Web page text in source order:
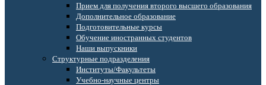
Прием для получения второго высшего образования
Дополнительное образование
Подготовительные курсы
Обучение иностранных студентов
Наши выпускники
Структурные подразделения
Институты/Факультеты
Учебно-научные центры